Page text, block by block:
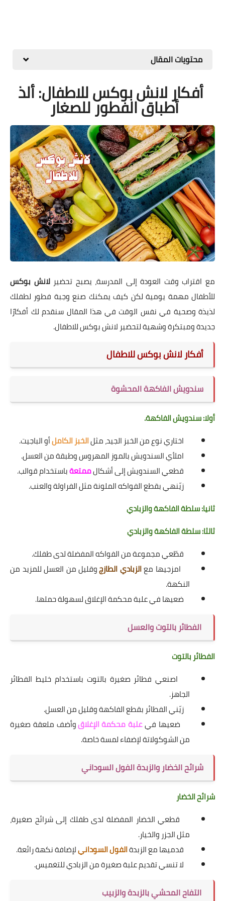
محتويات المقال
أفكار لانش بوكس للاطفال: ألذ
أطباق الفطور للصغار
مع اقتراب وقت العودة إلى المدرسة، يصبح تحضيرلانش بوكس
للأطفال مهمة يومية لكن كيف يمكنك صنع وجبة فطور لطفلك
لذيذة وصحية في نفس الوقت في هذا المقال سنقدم لك أفكارًا
جديدة ومبتكرة وشهية لتحضير لانش بوكس للاطفال.
أفكار لانش بوكس للاطفال
سندويش الفاكهة المحشوة
أولا: سندويش الفاكهة.
اختاري نوع من الخبز الجيد، مثلالخبز الكاملأو الباجيت.
املأيالسندويش بالموز المهروسوطبقة من العسل.
قطعي السندويش إلى أشكالممتعةباستخدام قوالب.
زيّنهي بقطع الفواكه الملونة مثل الفراولة والعنب.
ثانيا: سلطة الفاكهة والزبادي
ثالثا: سلطة الفاكهة والزبادي
قطّعي مجموعة من الفواكه المفضلة لدى طفلك.
امزجيها معالزبادي الطازجوقليل من العسل للمزيد من
النكهة.
ضعيها في علبة محكمة الإغلاق لسهولة حملها.
الفطائر بالتوت والعسل
الفطائر بالتوت
اصنعي فطائر صغيرة بالتوت باستخدام خليط الفطائر
الجاهز.
زيّني الفطائر بقطع الفاكهة وقليل من العسل.
ضعيها فيعلبة محكمة الإغلاقوأضف ملعقة صغيرة
من الشوكولاتة لإضفاء لمسة خاصة.
شرائح الخضار والزبدة الفول السوداني
شرائح الخضار
قطعي الخضار المفضلة لدى طفلك إلى شرائح صغيرة،
مثل الجزر والخيار.
قدميها مع الزبدةالفول السودانيلإضافة نكهة رائعة.
لا تنسي تقديم علبة صغيرة من الزبادي للتغميس.
التفاح المحشي بالزبدة والزبيب